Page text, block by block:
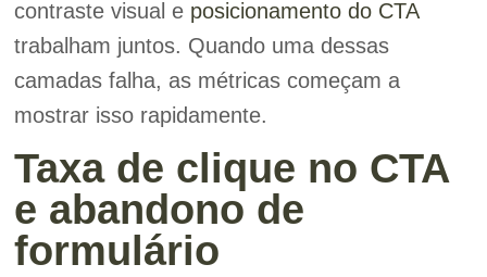
contraste visual e posicionamento do CTA
trabalham juntos. Quando uma dessas
camadas falha, as métricas começam a
mostrar isso rapidamente.
Taxa de clique no CTA
e abandono de
formulário